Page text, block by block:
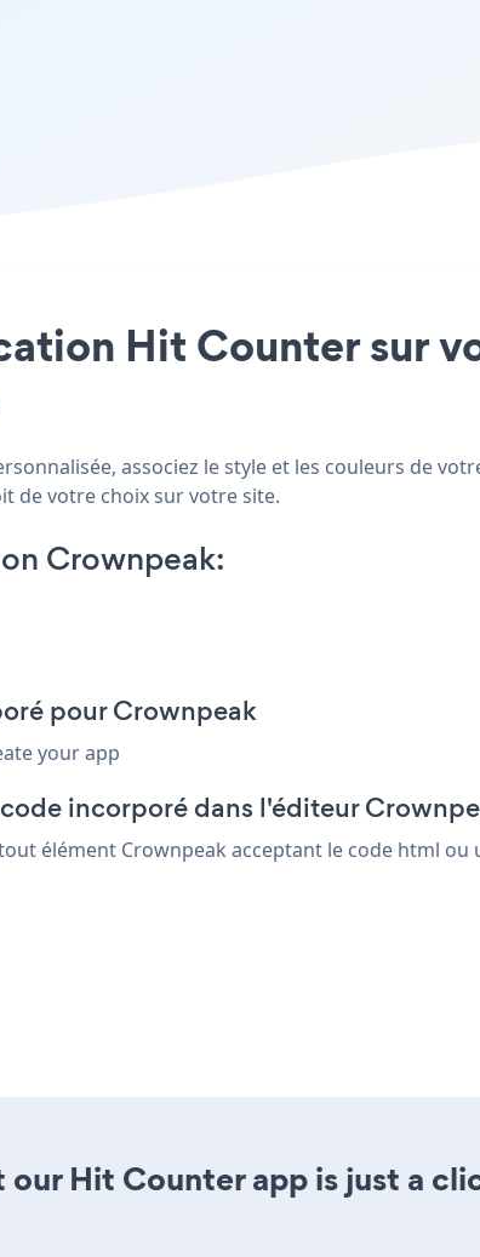
Hit Counter sur
associez le style et les couleurs de
de votre choix sur votre site.
Crownpeak:
pour Crownpeak
your app
incorporé dans l'éditeur
élément Crownpeak acceptant le code html
Hit Counter app is just a